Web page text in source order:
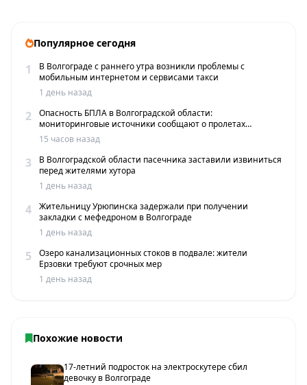
Популярное сегодня
1
В Волгограде с раннего утра возникли проблемы с
мобильным интернетом и сервисами такси
1 день назад
2
Опасность БПЛА в Волгоградской области:
мониторинговые источники сообщают о пролетах
беспилотников
15 часов назад
3
В Волгоградской области пасечника заставили извиниться
перед жителями хутора
1 день назад
4
Жительницу Урюпинска задержали при получении
закладки с мефедроном в Волгограде
1 день назад
5
Озеро канализационных стоков в подвале: жители
Ерзовки требуют срочных мер
1 день назад
Похожие новости
17-летний подросток на электроскутере сбил
девочку в Волгограде